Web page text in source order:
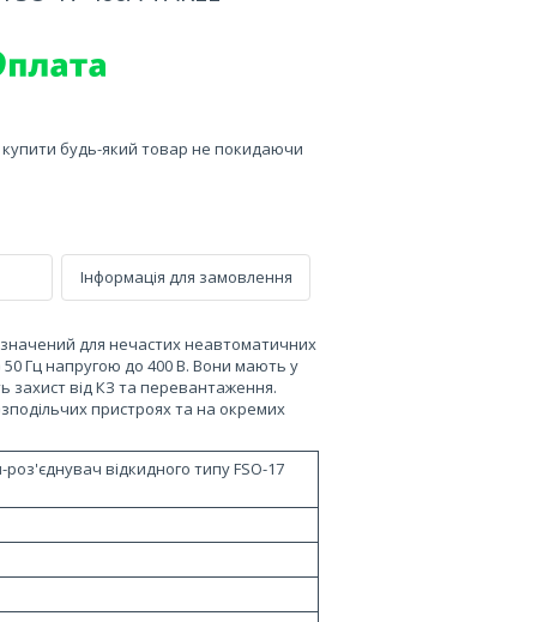
купити будь-який товар не покидаючи
Інформація для замовлення
для нечастих неавтоматичних
Гц напругою до 400 В. Вони мають у
захист від КЗ та перевантаження.
пристроях та на окремих
відкидного типу FSO-17